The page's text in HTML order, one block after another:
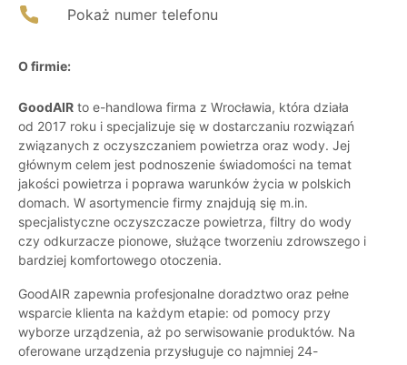
Pokaż numer telefonu
O firmie:
GoodAIR to e-handlowa firma z Wrocławia, która działa
od 2017 roku i specjalizuje się w dostarczaniu rozwiązań
związanych z oczyszczaniem powietrza oraz wody. Jej
głównym celem jest podnoszenie świadomości na temat
jakości powietrza i poprawa warunków życia w polskich
domach. W asortymencie firmy znajdują się m.in.
specjalistyczne oczyszczacze powietrza, filtry do wody
czy odkurzacze pionowe, służące tworzeniu zdrowszego i
bardziej komfortowego otoczenia.
GoodAIR zapewnia profesjonalne doradztwo oraz pełne
wsparcie klienta na każdym etapie: od pomocy przy
wyborze urządzenia, aż po serwisowanie produktów. Na
oferowane urządzenia przysługuje co najmniej 24-